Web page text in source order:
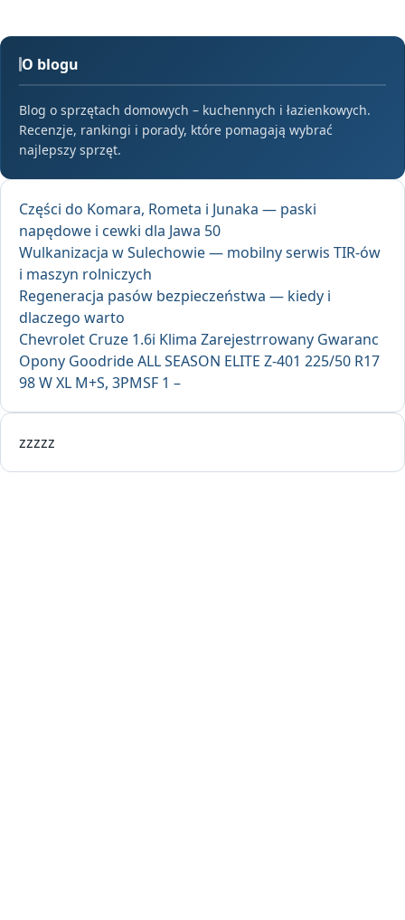
O blogu
Blog o sprzętach domowych – kuchennych i łazienkowych.
Recenzje, rankingi i porady, które pomagają wybrać
najlepszy sprzęt.
Części do Komara, Rometa i Junaka — paski
napędowe i cewki dla Jawa 50
Wulkanizacja w Sulechowie — mobilny serwis TIR-ów
i maszyn rolniczych
Regeneracja pasów bezpieczeństwa — kiedy i
dlaczego warto
Chevrolet Cruze 1.6i Klima Zarejestrrowany Gwaranc
Opony Goodride ALL SEASON ELITE Z-401 225/50 R17
98 W XL M+S, 3PMSF 1 –
zzzzz